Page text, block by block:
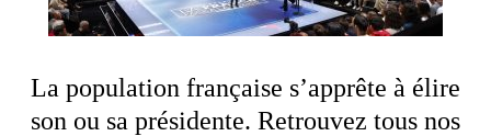
La population française s’apprête à élire
son ou sa présidente. Retrouvez tous nos